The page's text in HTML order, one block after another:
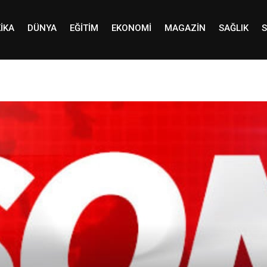
DÜNYA EĞITIM EKONOMI MAGAZIN SAĞLIK